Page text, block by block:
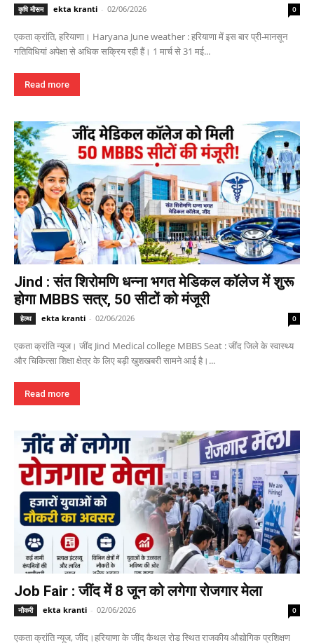
कृषि मौसम ekta kranti - 02/06/2026 0
एकता क्रांति, हरियाणा। Haryana June weather : हरियाणा में इस बार प्री-मानसून
गतिविधियां अपेक्षा से अधिक सक्रिय रही हैं। 1 मार्च से 31 मई...
Read more
Jind : संत शिरोमणि धन्ना भगत मेडिकल कॉलेज में शुरू
होगा MBBS सत्र, 50 सीटों को मंजूरी
हेल्थ ekta kranti - 02/06/2026 0
एकता क्रांति न्यूज। जींद Jind Medical college MBBS Seat : जींद जिले के स्वास्थ्य
और चिकित्सा शिक्षा क्षेत्र के लिए बड़ी खुशखबरी सामने आई है।...
Read more
Job Fair : जींद में 8 जून को लगेगा रोजगार मेला
नौकरी ekta kranti - 02/06/2026 0
एकता क्रांति न्यूज, जींद।हरियाणा के जींद कैथल रोड स्थित राजकीय औद्योगिक प्रशिक्षण